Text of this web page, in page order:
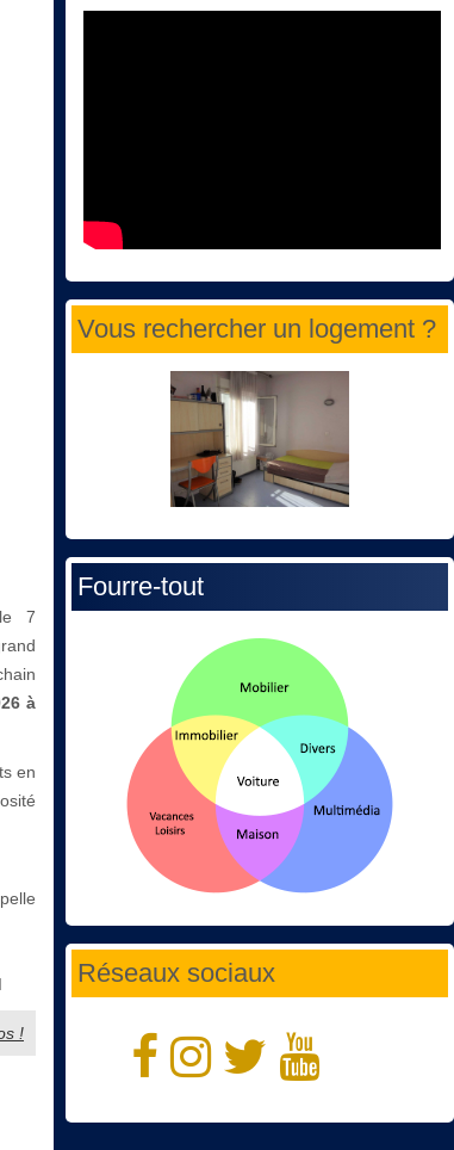
le 7
à
en
!
Vous rechercher un logement ?
Fourre-tout
Réseaux sociaux